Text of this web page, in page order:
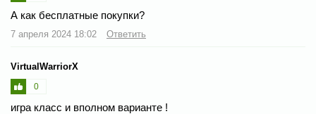
А как бесплатные покупки?
7 апреля 2024 18:02 Ответить
VirtualWarriorX
0
игра класс и вполном варианте !